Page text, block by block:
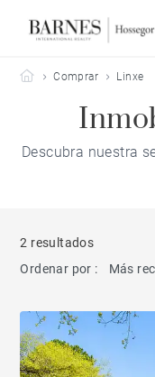
Barnes Hossegor
Comprar Linxe
Descubra nuestra
2 resultados
Ordenar por :
Más